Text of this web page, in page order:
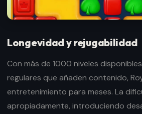
Longevidad y rejugabilidad
Con más de 1000 niveles
regulares que añaden contenido,
entretenimiento para meses. La
apropiadamente, introduciendo